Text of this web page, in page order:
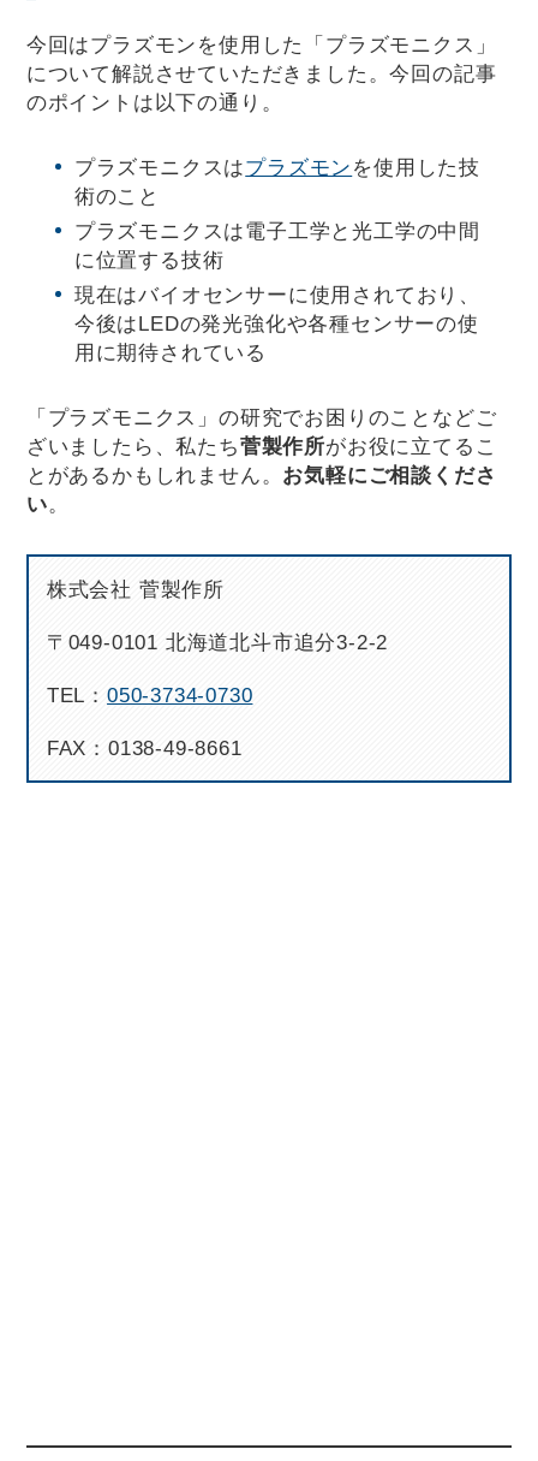
今回はプラズモンを使用した「プラズモニクス」
について解説させていただきました。今回の記事
のポイントは以下の通り。
プラズモニクスはプラズモン を使用した技
術のこと
プラズモニクスは電子工学と光工学の中間
に位置する技術
現在はバイオセンサーに使用されており、
今後はLEDの発光強化や各種センサーの使
用に期待されている
「プラズモニクス」の研究でお困りのことなどご
ざいましたら、私たち菅製作所がお役に立てるこ
とがあるかもしれません。 お気軽にご相談くださ
い。
株式会社 菅製作所
〒049-0101 北海道北斗市追分3-2-2
TEL：050-3734-0730
FAX：0138-49-8661